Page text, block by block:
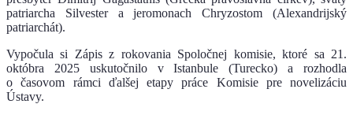
patriarcha Silvester a jeromonach Chryzostom (Alexandrijský
patriarchát).
Vypočula si Zápis z rokovania Spoločnej komisie, ktoré sa 21.
októbra 2025 uskutočnilo v Istanbule (Turecko) a rozhodla
o časovom rámci ďalšej etapy práce Komisie pre novelizáciu
Ústavy.